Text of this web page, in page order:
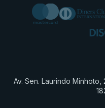
Av. Sen. Laurindo Minhoto,